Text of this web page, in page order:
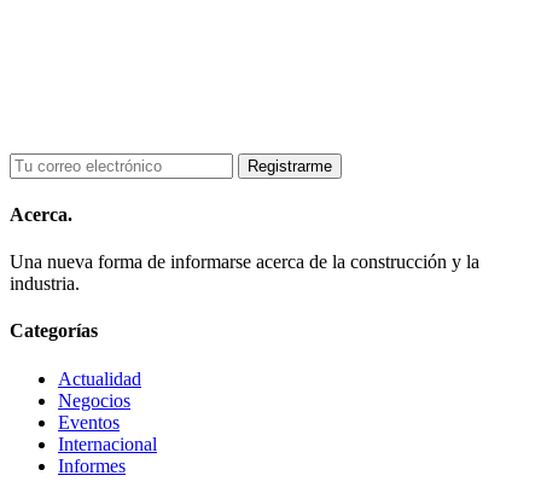
Acerca.
Una nueva forma de informarse acerca de la construcción y la
industria.
Categorías
Actualidad
Negocios
Eventos
Internacional
Informes